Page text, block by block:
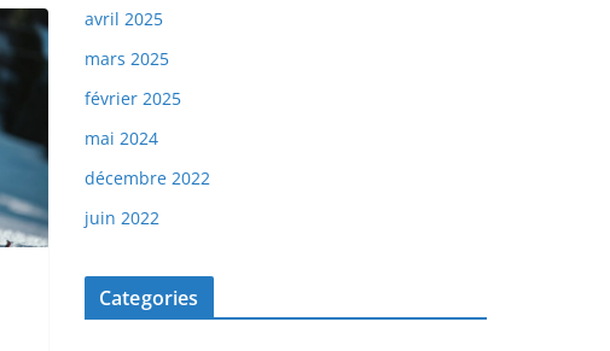
avril 2025
mars 2025
février 2025
mai 2024
décembre 2022
juin 2022
Categories